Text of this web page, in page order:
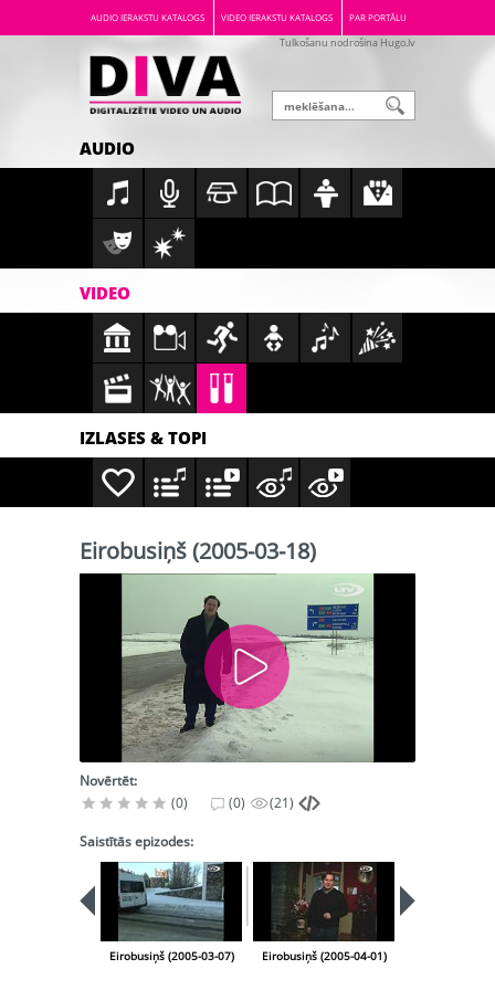
AUDIO IERAKSTU KATALOGS VIDEO IERAKSTU KATALOGS PAR PORTĀLU
Tulkošanu nodrošina Hugo.lv
AUDIO
VIDEO
IZLASES & TOPI
Eirobusiņš (2005-03-18)
Novērtēt:
(0)
(0) (21)
Saistītās epizodes:
Eirobusiņš (2005-03-07) Eirobusiņš (2005-04-01)